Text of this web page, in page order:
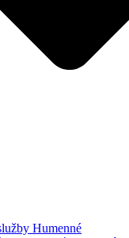
Humenné